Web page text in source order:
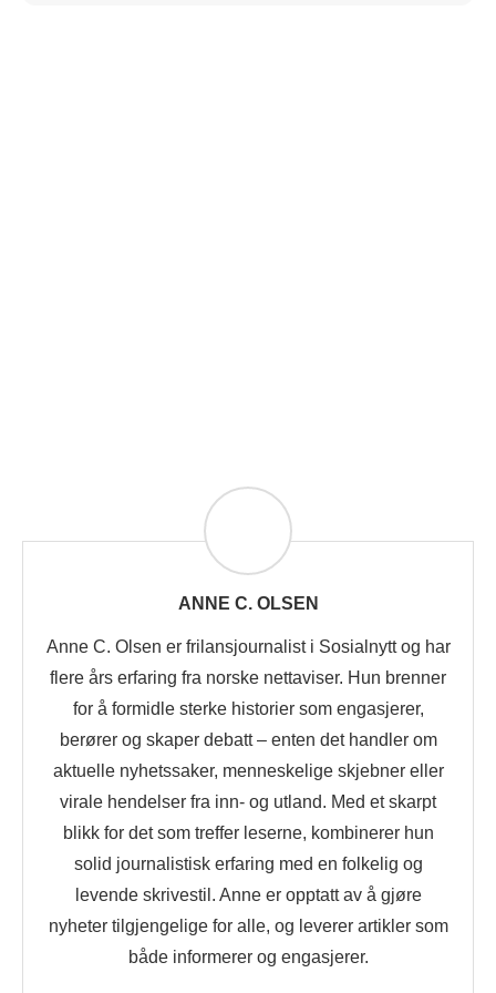
ANNE C. OLSEN
Anne C. Olsen er frilansjournalist i Sosialnytt og har
flere års erfaring fra norske nettaviser. Hun brenner
for å formidle sterke historier som engasjerer,
berører og skaper debatt – enten det handler om
aktuelle nyhetssaker, menneskelige skjebner eller
virale hendelser fra inn- og utland. Med et skarpt
blikk for det som treffer leserne, kombinerer hun
solid journalistisk erfaring med en folkelig og
levende skrivestil. Anne er opptatt av å gjøre
nyheter tilgjengelige for alle, og leverer artikler som
både informerer og engasjerer.